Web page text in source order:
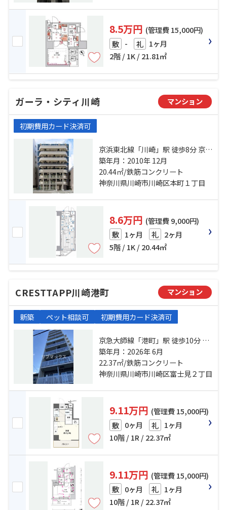
8.5万円 (管理費 15,000円)
敷 - 礼 1ヶ月
2階 / 1K / 21.81㎡
ガーラ・シティ川崎 マンション
初期費用カード決済可
京浜東北線「川崎」駅 徒歩8分 京急
本線「京急川崎」駅 徒歩5分 京急大
師線「港町」駅 徒歩15分
築年月：2010年 12月
20.44㎡/鉄筋コンクリート
神奈川県川崎市川崎区本町１丁目
8.6万円 (管理費 9,000円)
敷 1ヶ月 礼 2ヶ月
5階 / 1K / 20.44㎡
CRESTTAPP川崎港町 マンション
新築 ペット相談可 初期費用カード決済可
京急大師線「港町」駅 徒歩10分 京
急大師線「鈴木町」駅 徒歩17分 京
浜東北線「川崎」駅 バス6分 市立川
崎高校前 停歩3分
築年月：2026年 6月
22.37㎡/鉄筋コンクリート
神奈川県川崎市川崎区富士見２丁目
9.11万円 (管理費 15,000円)
敷 0ヶ月 礼 1ヶ月
10階 / 1R / 22.37㎡
9.11万円 (管理費 15,000円)
敷 0ヶ月 礼 1ヶ月
10階 / 1R / 22.37㎡